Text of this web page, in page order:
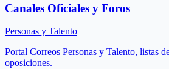
Canales Oficiales y Foros
Personas y Talento
Portal Correos Personas y Talento, listas
oposiciones.